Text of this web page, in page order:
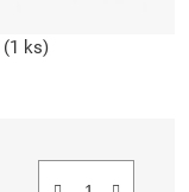
(1 ks)